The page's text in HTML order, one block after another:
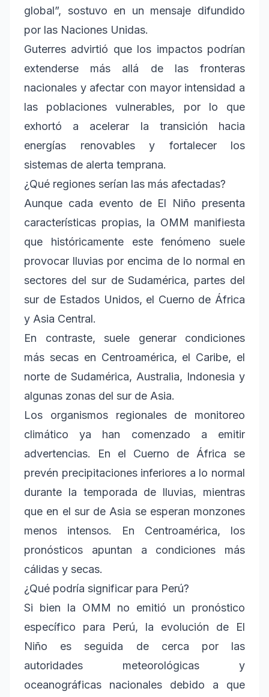
global”, sostuvo en un mensaje difundido
por las Naciones Unidas.
Guterres advirtió que los impactos podrían
extenderse más allá de las fronteras
nacionales y afectar con mayor intensidad a
las poblaciones vulnerables, por lo que
exhortó a acelerar la transición hacia
energías renovables y fortalecer los
sistemas de alerta temprana.
¿Qué regiones serían las más afectadas?
Aunque cada evento de El Niño presenta
características propias, la OMM manifiesta
que históricamente este fenómeno suele
provocar lluvias por encima de lo normal en
sectores del sur de Sudamérica, partes del
sur de Estados Unidos, el Cuerno de África
y Asia Central.
En contraste, suele generar condiciones
más secas en Centroamérica, el Caribe, el
norte de Sudamérica, Australia, Indonesia y
algunas zonas del sur de Asia.
Los organismos regionales de monitoreo
climático ya han comenzado a emitir
advertencias. En el Cuerno de África se
prevén precipitaciones inferiores a lo normal
durante la temporada de lluvias, mientras
que en el sur de Asia se esperan monzones
menos intensos. En Centroamérica, los
pronósticos apuntan a condiciones más
cálidas y secas.
¿Qué podría significar para Perú?
Si bien la OMM no emitió un pronóstico
específico para Perú, la evolución de El
Niño es seguida de cerca por las
autoridades meteorológicas y
oceanográficas nacionales debido a que